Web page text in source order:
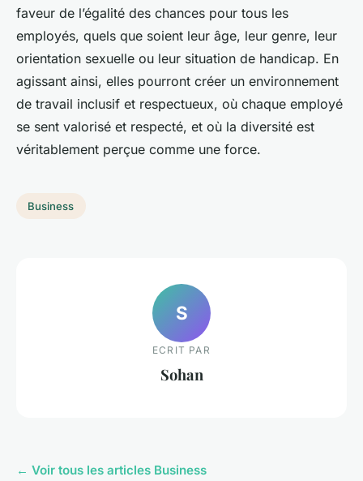
faveur de l’égalité des chances pour tous les
employés, quels que soient leur âge, leur genre, leur
orientation sexuelle ou leur situation de handicap. En
agissant ainsi, elles pourront créer un environnement
de travail inclusif et respectueux, où chaque employé
se sent valorisé et respecté, et où la diversité est
véritablement perçue comme une force.
Business
S
ECRIT PAR
Sohan
← Voir tous les articles Business